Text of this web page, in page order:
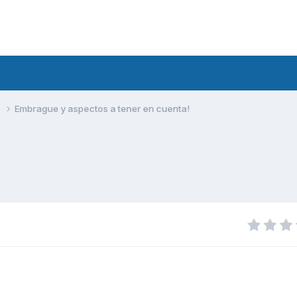
Embrague y aspectos a tener en cuenta!